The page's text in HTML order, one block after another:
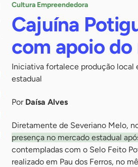
Cultura Empreendedora
Cajuína
com apoio
Iniciativa fortalece produção local
estadual
Por Daísa Alves
Diretamente de Severiano Melo,
presença no mercado estadual
contempladas com o Selo Feito
realizado em Pau dos Ferros, no